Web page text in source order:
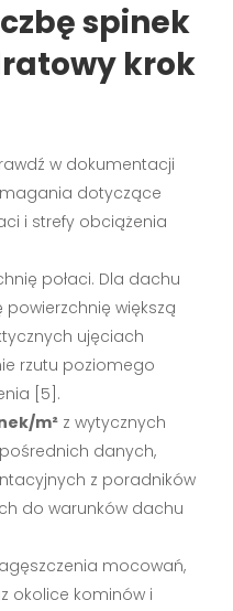
spinek
krok
w dokumentacji
dotyczące
i strefy obciążenia
połaci. Dla dachu
większą
ujęciach
rzutu poziomego
[5].
m² z wytycznych
danych,
z poradników
do warunków dachu
mocowań,
okolice kominów i